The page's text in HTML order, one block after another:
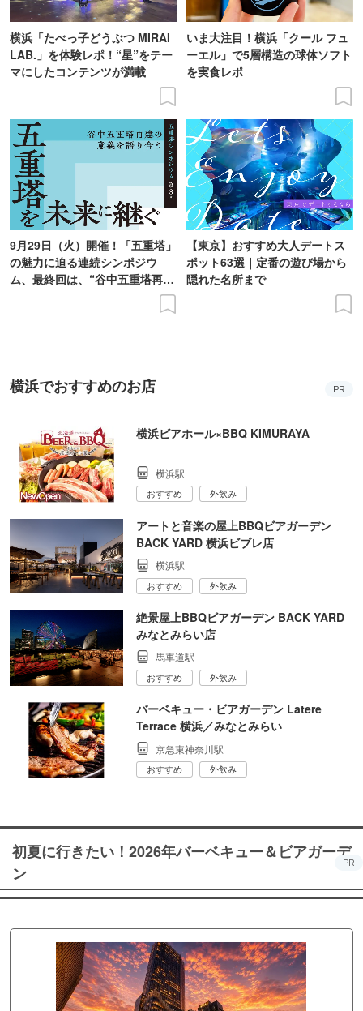
横浜「たべっ子どうぶつ MIRAI
LAB.」を体験レポ！“星”をテー
マにしたコンテンツが満載
いま大注目！横浜「クール フュ
ーエル」で5層構造の球体ソフト
を実食レポ
9月29日（火）開催！「五重塔」
の魅力に迫る連続シンポジウ
ム、最終回は、“谷中五重塔再建
【東京】おすすめ大人デートス
ポット63選｜定番の遊び場から
隠れた名所まで
横浜でおすすめのお店 PR
横浜ビアホール×BBQ KIMURAYA
横浜駅
おすすめ 外飲み
アートと音楽の屋上BBQビアガーデン
BACK YARD 横浜ビブレ店
横浜駅
おすすめ 外飲み
絶景屋上BBQビアガーデン BACK YARD
みなとみらい店
馬車道駅
おすすめ 外飲み
バーベキュー・ビアガーデン Latere
Terrace 横浜／みなとみらい
京急東神奈川駅
おすすめ 外飲み
初夏に行きたい！2026年バーベキュー＆ビアガーデ
ン
PR